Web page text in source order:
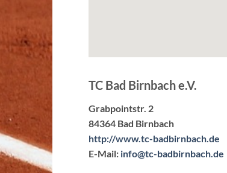
TC Bad Birnbach e.V.
Grabpointstr. 2
84364 Bad Birnbach
http://www.tc-badbirnbach.de
E-Mail: info@tc-badbirnbach.de